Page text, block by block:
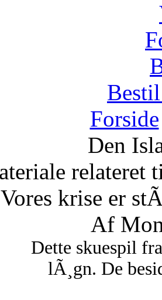
Forside
Den
relateret
Vores krise er
Af
Dette skuespil
lÃ¸gn. De